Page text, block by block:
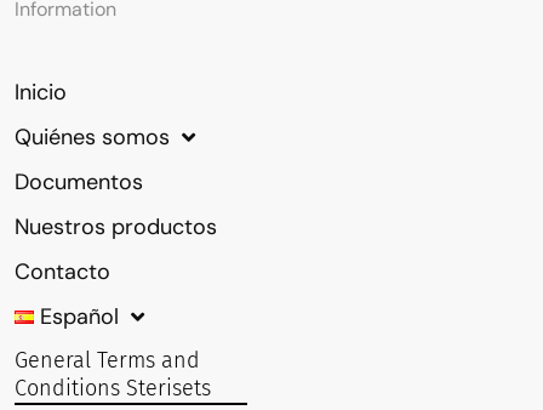
Information
Inicio
Quiénes somos
Documentos
Nuestros productos
Contacto
Español
General Terms and
Conditions Sterisets